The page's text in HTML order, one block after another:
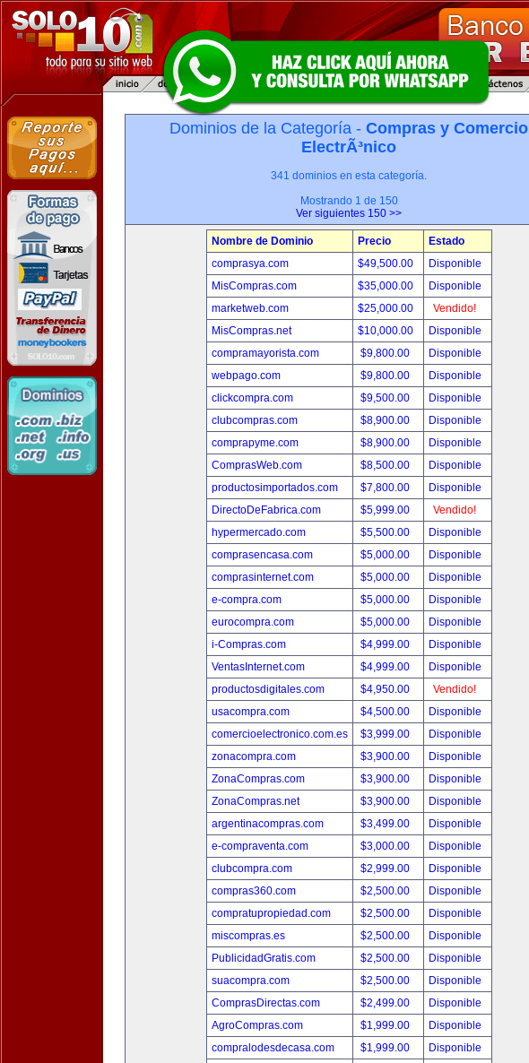
Dominios de la Categoría - Compras y Comercio
ElectrÃ³nico
341 dominios en esta categoría.
Mostrando 1 de 150
Ver siguientes 150 >>
Nombre de Dominio Precio
Estado
comprasya.com
$49,500.00
Disponible
MisCompras.com
$35,000.00
Disponible
marketweb.com
$25,000.00
Vendido!
MisCompras.net
$10,000.00
Disponible
compramayorista.com
$9,800.00
Disponible
webpago.com
$9,800.00
Disponible
clickcompra.com
$9,500.00
Disponible
clubcompras.com
$8,900.00
Disponible
comprapyme.com
$8,900.00
Disponible
ComprasWeb.com
$8,500.00
Disponible
productosimportados.com
$7,800.00
Disponible
DirectoDeFabrica.com
$5,999.00
Vendido!
hypermercado.com
$5,500.00
Disponible
comprasencasa.com
$5,000.00
Disponible
comprasinternet.com
$5,000.00
Disponible
e-compra.com
$5,000.00
Disponible
eurocompra.com
$5,000.00
Disponible
i-Compras.com
$4,999.00
Disponible
VentasInternet.com
$4,999.00
Disponible
productosdigitales.com
$4,950.00
Vendido!
usacompra.com
$4,500.00
Disponible
comercioelectronico.com.es
$3,999.00
Disponible
zonacompra.com
$3,900.00
Disponible
ZonaCompras.com
$3,900.00
Disponible
ZonaCompras.net
$3,900.00
Disponible
argentinacompras.com
$3,499.00
Disponible
e-compraventa.com
$3,000.00
Disponible
clubcompra.com
$2,999.00
Disponible
compras360.com
$2,500.00
Disponible
compratupropiedad.com
$2,500.00
Disponible
miscompras.es
$2,500.00
Disponible
PublicidadGratis.com
$2,500.00
Disponible
suacompra.com
$2,500.00
Disponible
ComprasDirectas.com
$2,499.00
Disponible
AgroCompras.com
$1,999.00
Disponible
compralodesdecasa.com
$1,999.00
Disponible